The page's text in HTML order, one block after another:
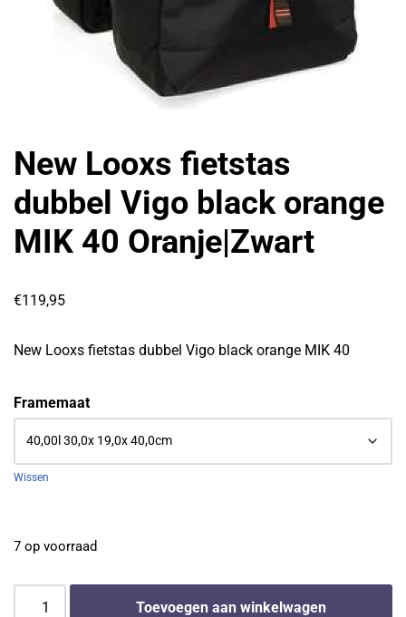
New Looxs fietstas
dubbel Vigo black orange
MIK 40 Oranje|Zwart
€119,95
New Looxs fietstas dubbel Vigo black orange MIK 40
Framemaat
Wissen
7 op voorraad
Toevoegen aan winkelwagen